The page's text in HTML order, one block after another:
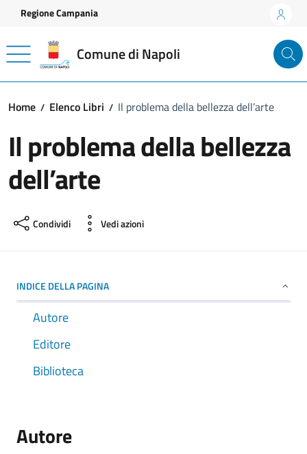
Vai ai contenuti
Vai al footer
Regione Campania
Comune di Napoli
Home Elenco Libri Il problema della bellezza dell’arte
Il problema della bellezza
dell’arte
Condividi Vedi azioni
INDICE DELLA PAGINA
Autore
Editore
Biblioteca
Autore